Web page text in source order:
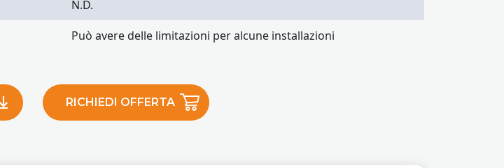
N.D.
Può avere delle limitazioni per alcune installazioni
RICHIEDI OFFERTA